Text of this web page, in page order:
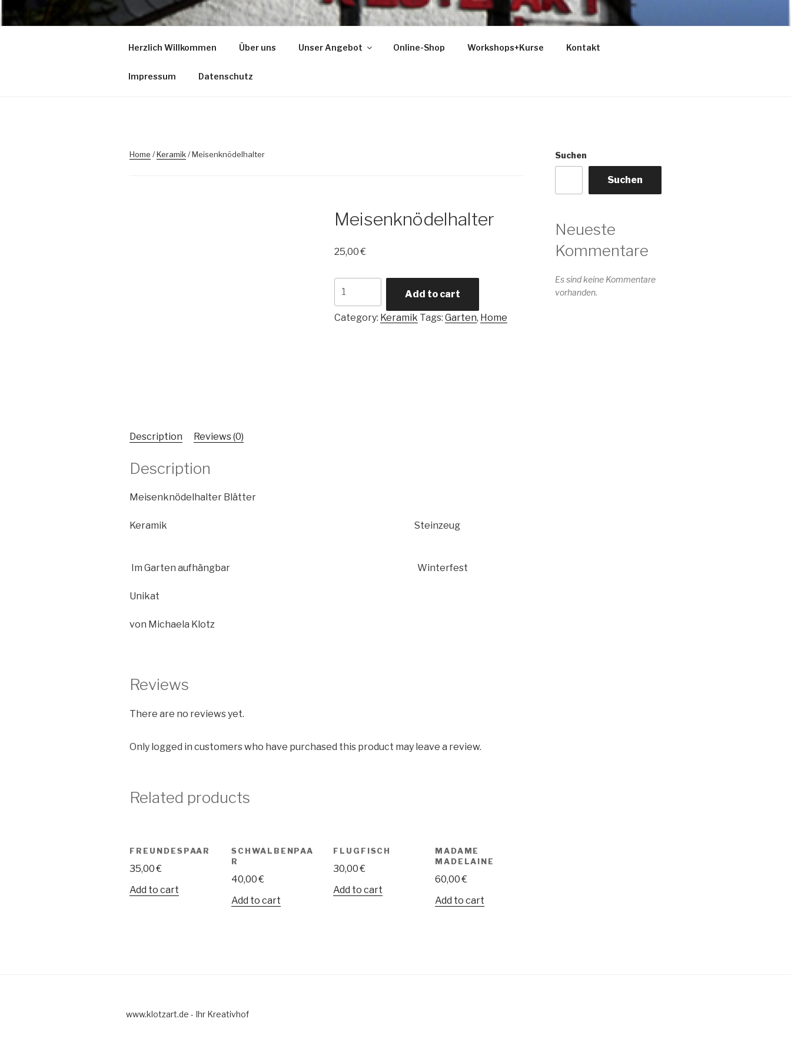
Inhalt
KLOTZART
Herzlich Willkommen Über uns Unser Angebot Online-Shop Workshops+Kurse Kontakt
Impressum Datenschutz
Home /Keramik/ Meisenknödelhalter
Meisenknödelhalter
25,00€
quantity
Add to cart
Category: Keramik Tags: Garten, Home
Description Reviews (0)
Description
Meisenknödelhalter Blätter
Keramik Steinzeug
Im Garten aufhängbar Winterfest
Unikat
von Michaela Klotz
Reviews
There are no reviews yet.
Only logged in customers who have purchased this product may leave a review.
Related products
FREUNDESPAAR
35,00€
Add to cart
SCHWALBENPAA
R
40,00€
Add to cart
FLUGFISCH
30,00€
Add to cart
MADAME
MADELAINE
60,00€
Add to cart
Suchen
Suchen
Neueste
Kommentare
Es sind keine Kommentare
vorhanden.
www.klotzart.de - Ihr Kreativhof